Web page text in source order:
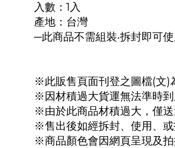
入數：1入
產地：台灣
─此商品不需組裝‧拆封即可
※此販售頁面刊登之圖檔(文)
※因材積過大貨運無法準時
※由於此商品材積過大，僅
※售出後如經拆封、使用、
※商品顏色會因網頁呈現及拍